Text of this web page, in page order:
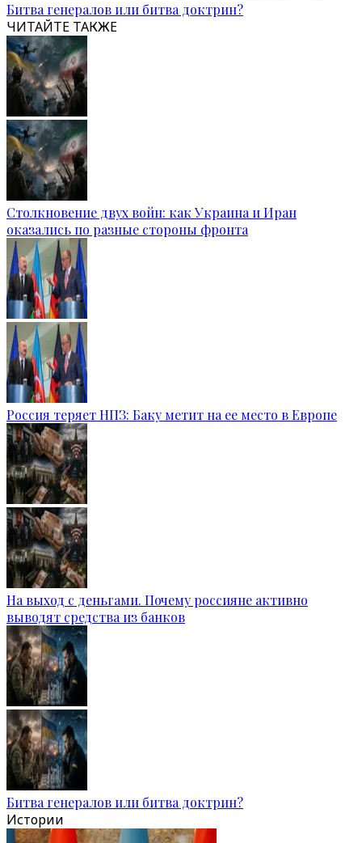
Битва генералов или битва доктрин?
ЧИТАЙТЕ ТАКЖЕ
Столкновение двух войн: как Украина и Иран
оказались по разные стороны фронта
Россия теряет НПЗ: Баку метит на ее место в Европе
На выход с деньгами. Почему россияне активно
выводят средства из банков
Битва генералов или битва доктрин?
Истории